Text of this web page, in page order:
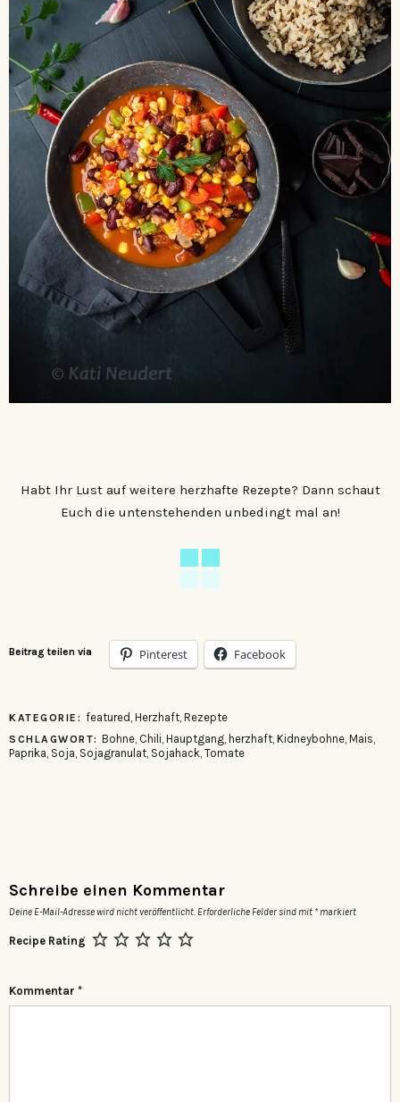
Habt Ihr Lust auf weitere herzhafte Rezepte? Dann schaut
Euch die untenstehenden unbedingt mal an!
Beitrag teilen via Pinterest Facebook
KATEGORIE: featured Herzhaft, Rezepte
SCHLAGWORT: Bohne Chili Hauptgang herzhaft Kidneybohne Mais
Paprika Soja Sojagranulat Sojahack Tomate
Schreibe einen Kommentar
Deine E-Mail-Adresse wird nicht veröffentlicht. Erforderliche Felder sind mit * markiert
Recipe Rating
Kommentar *